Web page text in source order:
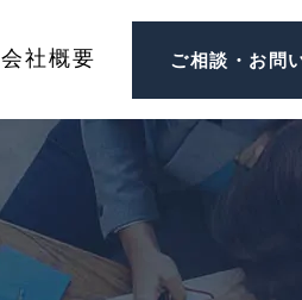
会社概要 ご相談・お問